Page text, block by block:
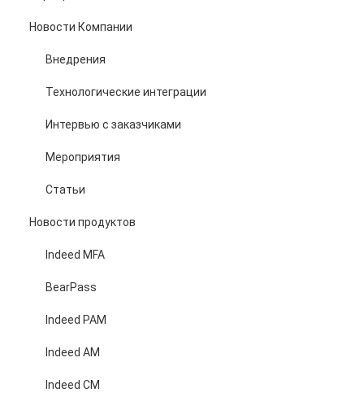
Новости Компании
Внедрения
Технологические интеграции
Интервью с заказчиками
Мероприятия
Статьи
Новости продуктов
Indeed MFA
BearPass
Indeed PAM
Indeed AM
Indeed CM